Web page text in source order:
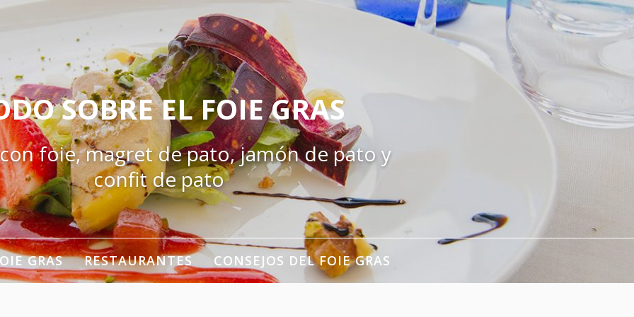
SOBRE EL FOIE GRAS
foie, magret de pato, jamón de pato y
confit de pato
GRAS RESTAURANTES CONSEJOS DEL FOIE GRAS